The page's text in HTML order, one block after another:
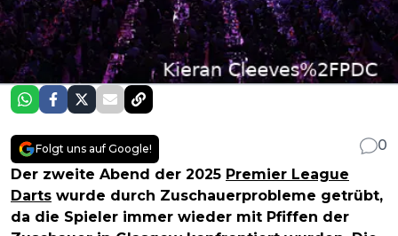
Folgt uns auf Google!
0
Der zweite Abend der 2025 Premier League
Darts wurde durch Zuschauerprobleme getrübt,
da die Spieler immer wieder mit Pfiffen der